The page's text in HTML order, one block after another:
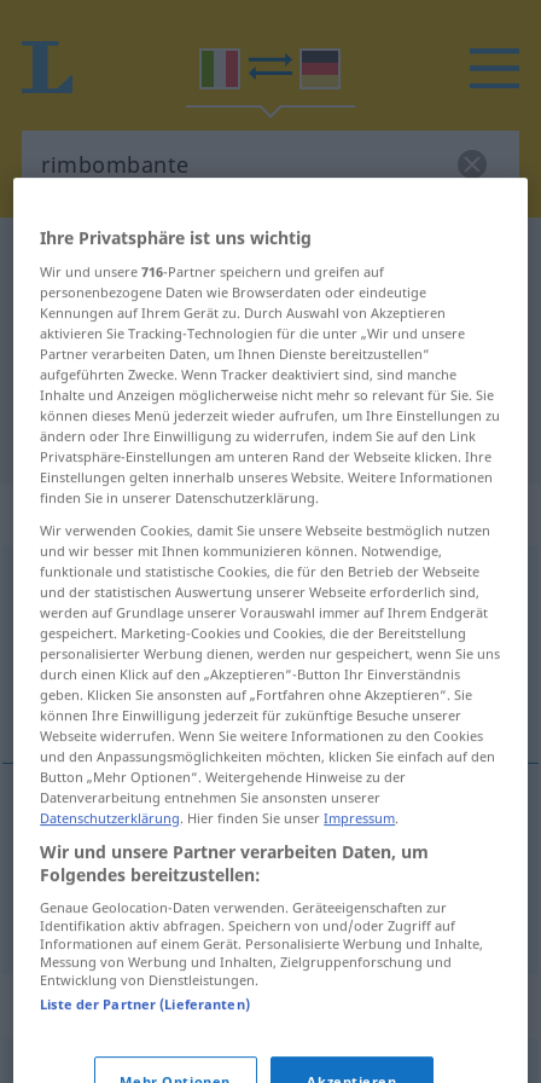
Italienisch-Deutsch Wörterbuch
Italienisch-Deutsch Übersetzung
für "rimbombante"
"rimbombante" Deutsch
Übersetzung
„rimbombante“: aggettivo
rimbombante [rimbomˈbante]adj
Übersicht aller Übersetzungen
(Für mehr Details die Übersetzung anklicken/antippen)
dröhnend hochtrabend
dröhnend rimbombante
hochtrabend rimbombante FIG
Synonyme für "rimbombante"
Ihre Privatsphäre ist uns wichtig
Wir und unsere716-Partner speichern und greifen auf
personenbezogene Daten wie Browserdaten oder eindeutige
Kennungen auf Ihrem Gerät zu. Durch Auswahl von Akzeptieren
aktivieren Sie Tracking-Technologien für die unter „Wir und unsere
Partner verarbeiten Daten, um Ihnen Dienste bereitzustellen“
aufgeführten Zwecke. Wenn Tracker deaktiviert sind, sind manche
Inhalte und Anzeigen möglicherweise nicht mehr so relevant für Sie. Sie
können dieses Menü jederzeit wieder aufrufen, um Ihre Einstellungen zu
ändern oder Ihre Einwilligung zu widerrufen, indem Sie auf den Link
Privatsphäre-Einstellungen am unteren Rand der Webseite klicken. Ihre
Einstellungen gelten innerhalb unseres Website. Weitere Informationen
finden Sie in unserer Datenschutzerklärung.
Wir verwenden Cookies, damit Sie unsere Webseite bestmöglich nutzen
und wir besser mit Ihnen kommunizieren können. Notwendige,
funktionale und statistische Cookies, die für den Betrieb der Webseite
und der statistischen Auswertung unserer Webseite erforderlich sind,
werden auf Grundlage unserer Vorauswahl immer auf Ihrem Endgerät
gespeichert. Marketing-Cookies und Cookies, die der Bereitstellung
personalisierter Werbung dienen, werden nur gespeichert, wenn Sie uns
durch einen Klick auf den „Akzeptieren“-Button Ihr Einverständnis
geben. Klicken Sie ansonsten auf „Fortfahren ohne Akzeptieren“. Sie
können Ihre Einwilligung jederzeit für zukünftige Besuche unserer
Webseite widerrufen. Wenn Sie weitere Informationen zu den Cookies
und den Anpassungsmöglichkeiten möchten, klicken Sie einfach auf den
Button „Mehr Optionen“. Weitergehende Hinweise zu der
Datenverarbeitung entnehmen Sie ansonsten unserer
Datenschutzerklärung. Hier finden Sie unserImpressum.
Wir und unsere Partner verarbeiten Daten, um
Folgendes bereitzustellen:
Genaue Geolocation-Daten verwenden. Geräteeigenschaften zur
Identifikation aktiv abfragen. Speichern von und/oder Zugriff auf
Informationen auf einem Gerät. Personalisierte Werbung und Inhalte,
Messung von Werbung und Inhalten, Zielgruppenforschung und
Entwicklung von Dienstleistungen.
Liste der Partner (Lieferanten)